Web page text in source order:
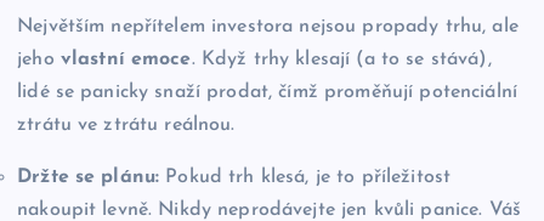
Největším nepřítelem investora nejsou propady trhu, ale
jeho vlastní emoce. Když trhy klesají (a to se stává),
lidé se panicky snaží prodat, čímž proměňují potenciální
ztrátu ve ztrátu reálnou.
Držte se plánu: Pokud trh klesá, je to příležitost
nakoupit levně. Nikdy neprodávejte jen kvůli panice. Váš